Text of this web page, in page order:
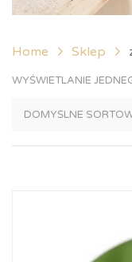
Home Sklep
WYŚWIETLANIE